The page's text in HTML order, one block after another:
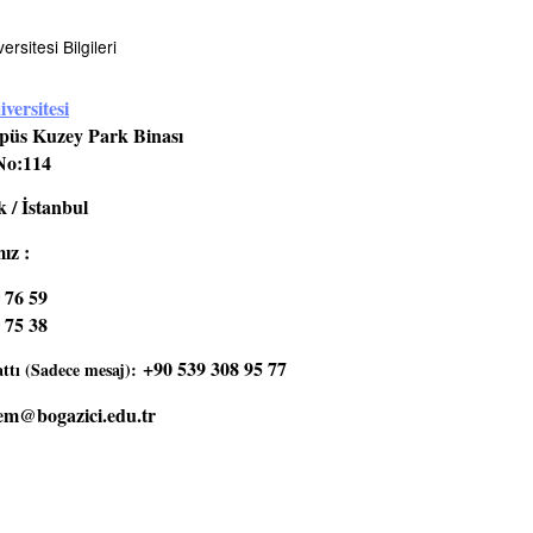
Bilgileri
Kuzey Park Binası
/ İstanbul
:
59
38
(Sadece mesaj): +90 539 308 95 77